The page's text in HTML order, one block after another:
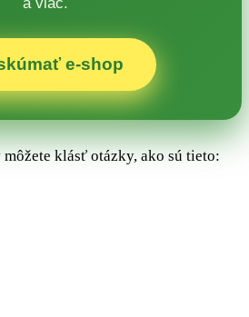
a viac.
e‑shop
klásť otázky, ako sú tieto: